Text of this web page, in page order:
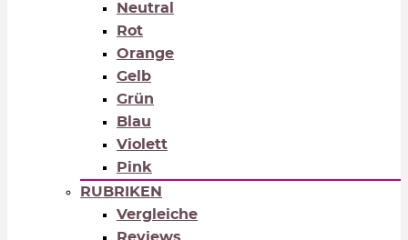
Neutral
Rot
Orange
Gelb
Grün
Blau
Violett
Pink
RUBRIKEN
Vergleiche